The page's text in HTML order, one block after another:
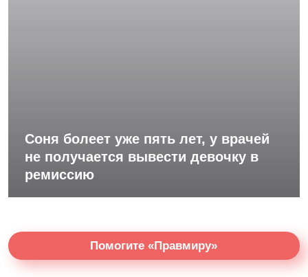
Соня болеет уже пять лет, у врачей
не получается вывести девочку в
ремиссию
Помогите «Правмиру»